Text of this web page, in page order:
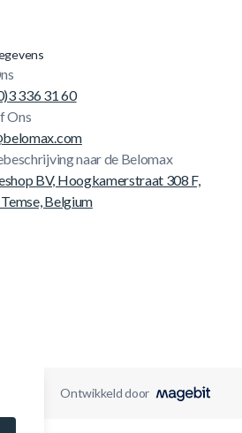
336 31 60
Ons
naar de Belomax
BV, Hoogkamerstraat 308 F,
Belgium
Ontwikkeld door